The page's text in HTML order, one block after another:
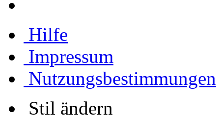
Hilfe
Impressum
Nutzungsbestimmungen
Stil ändern